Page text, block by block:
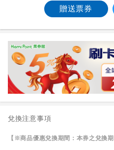
贈送票券
兌換注意事項
【※商品優惠兌換期間：本券之兌換